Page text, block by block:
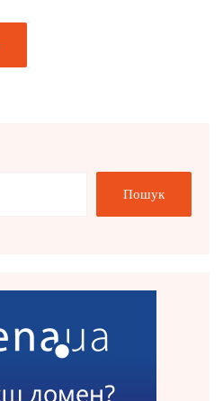
Пошук